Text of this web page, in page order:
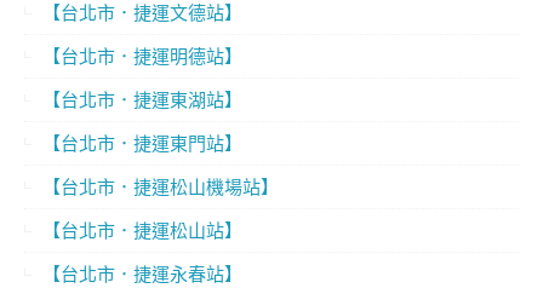
【台北市．捷運文德站】
【台北市．捷運明德站】
【台北市．捷運東湖站】
【台北市．捷運東門站】
【台北市．捷運松山機場站】
【台北市．捷運松山站】
【台北市．捷運永春站】